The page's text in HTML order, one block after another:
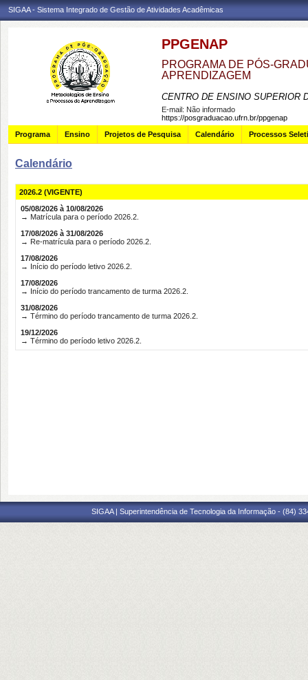
SIGAA - Sistema Integrado de Gestão de Atividades Acadêmicas
PPGENAP
PROGRAMA DE PÓS-
APRENDIZAGEM
CENTRO DE ENSINO SUPERIOR
E-mail: Não informado
https://posgraduacao.ufrn.br/ppgenap
Programa
Ensino Projetos de Pesquisa Calendário Processos
Calendário
2026.2 (VIGENTE)
05/08/2026 à 10/08/2026
→ Matrícula para o período 2026.2.
17/08/2026 à 31/08/2026
→ Re-matrícula para o período 2026.2.
17/08/2026
→ Início do período letivo 2026.2.
17/08/2026
→ Início do período trancamento de turma 2026.2.
31/08/2026
→ Término do período trancamento de turma 2026.2.
19/12/2026
→ Término do período letivo 2026.2.
SIGAA | Superintendência de Tecnologia da Informação - (84)